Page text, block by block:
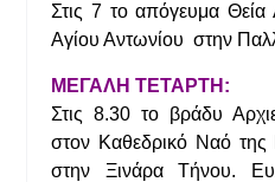
Στις 7 το απόγευμα Θεία
Αγίου Αντωνίου στην
ΜΕΓΑΛΗ ΤΕΤΑΡΤΗ:
Στις 8.30 το βράδυ
στον Καθεδρικό Ναό της
στην Ξινάρα Τήνου.